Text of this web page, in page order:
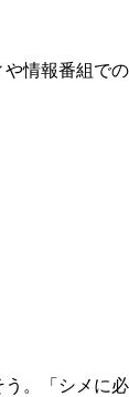
情報番組で
。「シメに